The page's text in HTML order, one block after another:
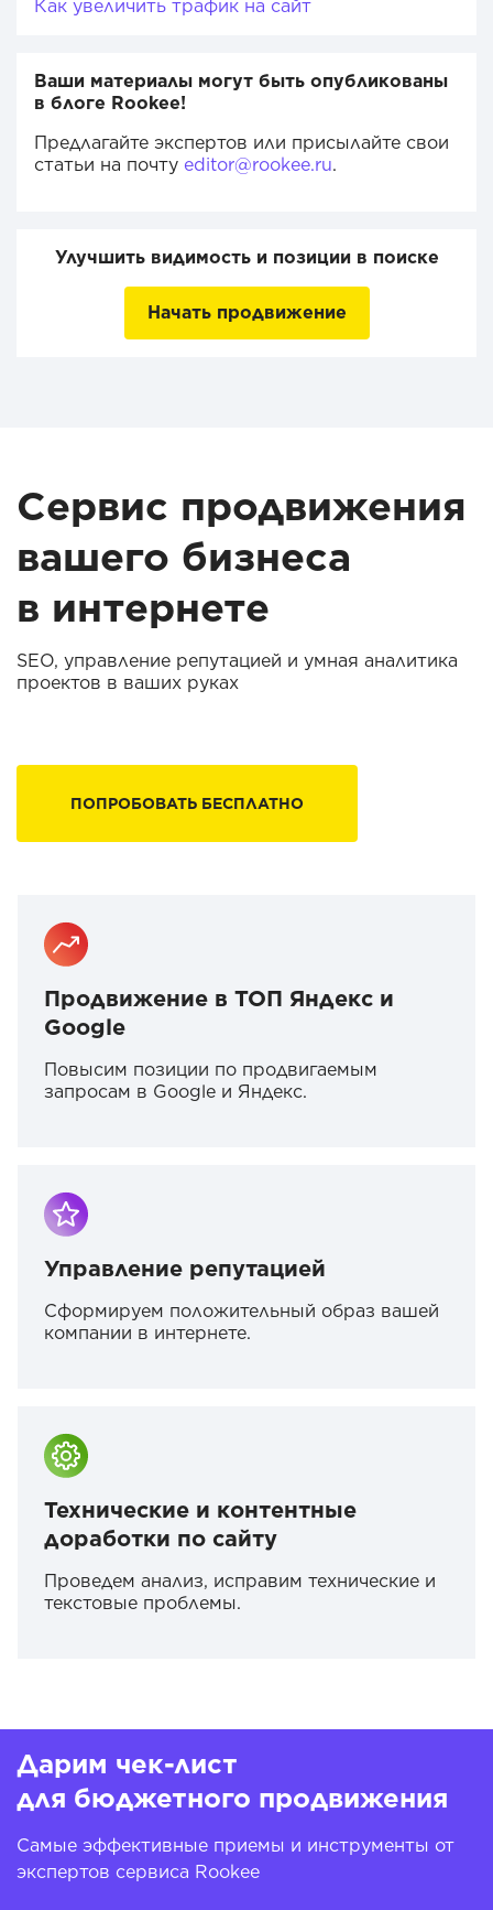
Как увеличить трафик на сайт
Ваши материалы могут быть опубликованы
в блоге Rookee!
Предлагайте экспертов или присылайте свои
статьи на почту editor@rookee.ru.
Улучшить видимость и позиции в поиске
Начать продвижение
Сервис продвижения
вашего бизнеса
в интернете
SEO, управление репутацией и умная аналитика
проектов в ваших руках
ПОПРОБОВАТЬ БЕСПЛАТНО
Продвижение в ТОП Яндекс и
Google
Повысим позиции по продвигаемым
запросам в Google и Яндекс.
Управление репутацией
Сформируем положительный образ вашей
компании в интернете.
Технические и контентные
доработки по сайту
Проведем анализ, исправим технические и
текстовые проблемы.
Дарим чек-лист
для бюджетного продвижения
Самые эффективные приемы и инструменты от
экспертов сервиса Rookee